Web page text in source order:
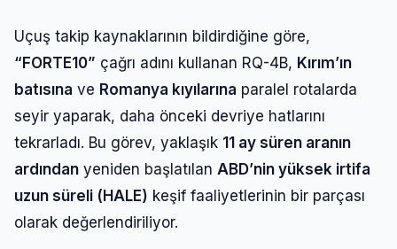
Uçuş takip kaynaklarının bildirdiğine göre,
“FORTE10” çağrı adını kullanan RQ-4B, Kırım’ın
batısına ve Romanya kıyılarına paralel rotalarda
seyir yaparak, daha önceki devriye hatlarını
tekrarladı. Bu görev, yaklaşık 11 ay süren aranın
ardından yeniden başlatılan ABD’nin yüksek irtifa
uzun süreli (HALE) keşif faaliyetlerinin bir parçası
olarak değerlendiriliyor.